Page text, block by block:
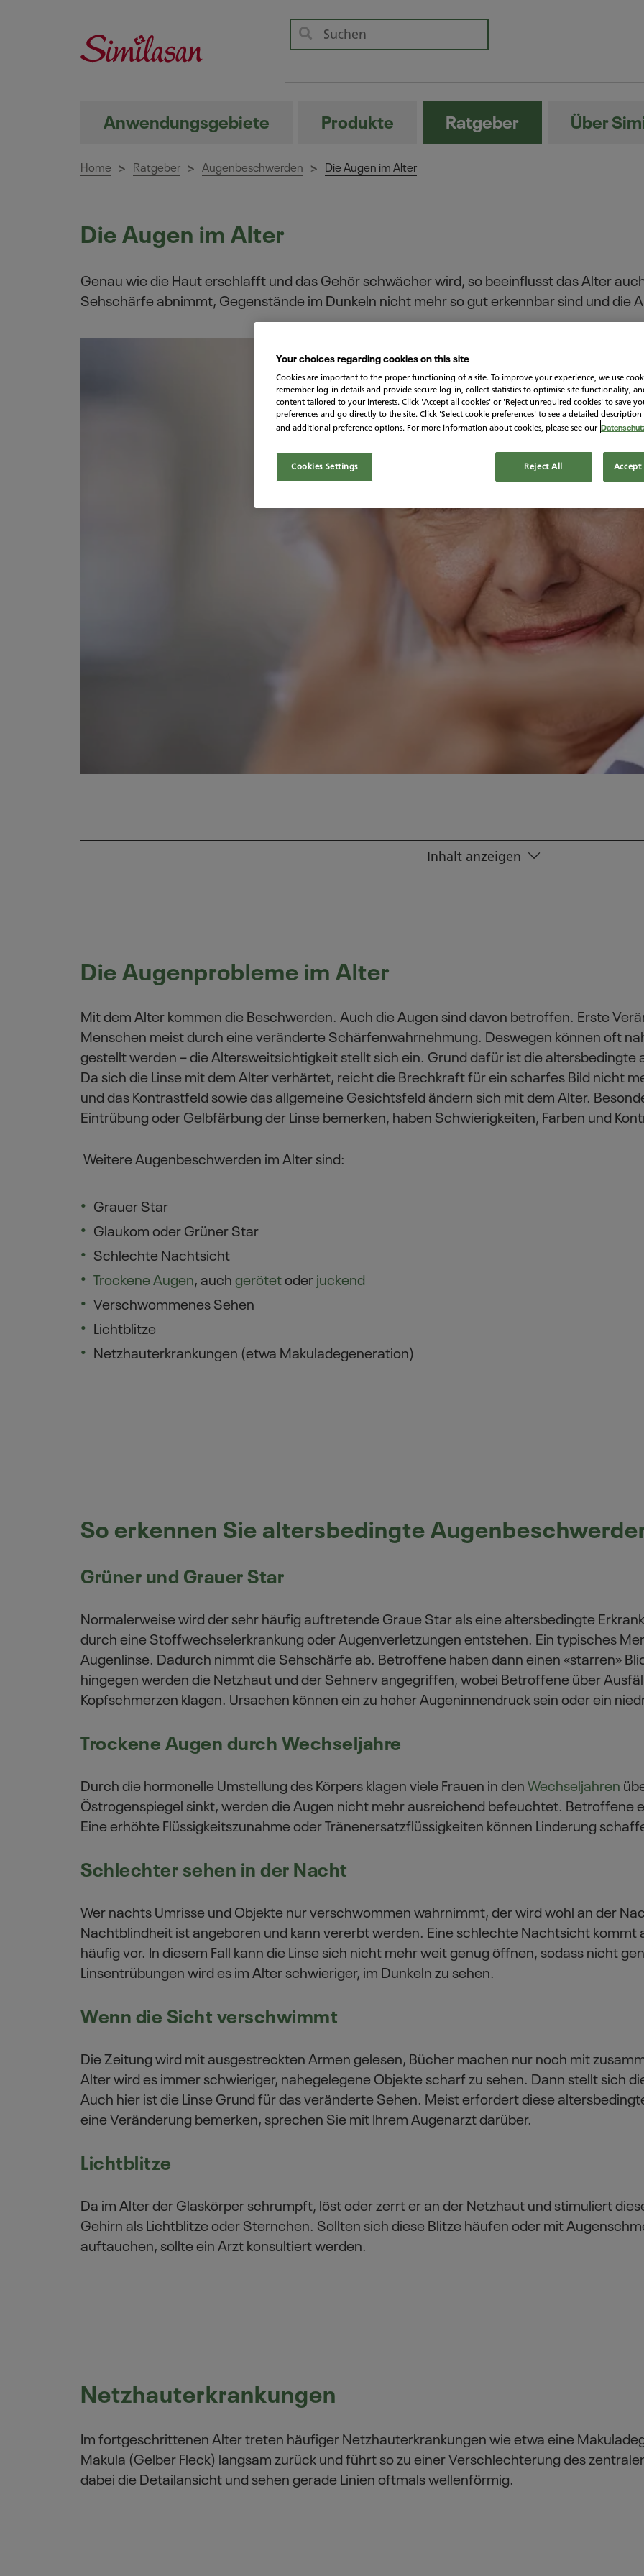
Anwendungsgebiete Produkte Ratgeber Über
Home > Ratgeber > Augenbeschwerden > Die Augen im Alter
Die Augen im Alter
Genau wie die Haut erschlafft und das Gehör schwächer wird, so beeinflusst das Alter
Sehschärfe abnimmt, Gegenstände im Dunkeln nicht mehr so gut erkennbar sind und die
Das kann man zur Vorbeugung tun
Autor
Inhalt anzeigen
Die Augenprobleme im Alter
Mit dem Alter kommen die Beschwerden. Auch die Augen sind davon betroffen. Erste
Menschen meist durch eine veränderte Schärfenwahrnehmung. Deswegen können oft
gestellt werden – die Altersweitsichtigkeit stellt sich ein. Grund dafür ist die
Da sich die Linse mit dem Alter verhärtet, reicht die Brechkraft für ein scharfes Bild nicht
und das Kontrastfeld sowie das allgemeine Gesichtsfeld ändern sich mit dem Alter.
Eintrübung oder Gelbfärbung der Linse bemerken, haben Schwierigkeiten, Farben und
Weitere Augenbeschwerden im Alter sind:
Grauer Star
Glaukom oder Grüner Star
Schlechte Nachtsicht
Trockene Augen, auchgerötetoderjuckend
Verschwommenes Sehen
Lichtblitze
Netzhauterkrankungen (etwa Makuladegeneration)
So erkennen Sie altersbedingte
Grüner und Grauer Star
Normalerweise wird der sehr häufig auftretende Graue Star als eine altersbedingte
durch eine Stoffwechselerkrankung oder Augenverletzungen entstehen. Ein typisches
Augenlinse. Dadurch nimmt die Sehschärfe ab. Betroffene haben dann einen «starren»
hingegen werden die Netzhaut und der Sehnerv angegriffen, wobei Betroffene über
Kopfschmerzen klagen. Ursachen können ein zu hoher Augeninnendruck sein oder ein
Trockene Augen durch Wechseljahre
Durch die hormonelle Umstellung des Körpers klagen viele Frauen in denWechseljahren
Östrogenspiegel sinkt, werden die Augen nicht mehr ausreichend befeuchtet. Betroffene
Eine erhöhte Flüssigkeitszunahme oder Tränenersatzflüssigkeiten können Linderung
Schlechter sehen in der Nacht
Wer nachts Umrisse und Objekte nur verschwommen wahrnimmt, der wird wohl an der
Nachtblindheit ist angeboren und kann vererbt werden. Eine schlechte Nachtsicht
häufig vor. In diesem Fall kann die Linse sich nicht mehr weit genug öffnen, sodass nicht
Linsentrübungen wird es im Alter schwieriger, im Dunkeln zu sehen.
Wenn die Sicht verschwimmt
Die Zeitung wird mit ausgestreckten Armen gelesen, Bücher machen nur noch mit
Alter wird es immer schwieriger, nahegelegene Objekte scharf zu sehen. Dann stellt sich
Auch hier ist die Linse Grund für das veränderte Sehen. Meist erfordert diese
eine Veränderung bemerken, sprechen Sie mit Ihrem Augenarzt darüber.
Lichtblitze
Da im Alter der Glaskörper schrumpft, löst oder zerrt er an der Netzhaut und stimuliert
Gehirn als Lichtblitze oder Sternchen. Sollten sich diese Blitze häufen oder mit
auftauchen, sollte ein Arzt konsultiert werden.
Netzhauterkrankungen
Im fortgeschrittenen Alter treten häufiger Netzhauterkrankungen wie etwa eine
Makula (Gelber Fleck) langsam zurück und führt so zu einer Verschlechterung des
dabei die Detailansicht und sehen gerade Linien oftmals wellenförmig.
Your choices regarding cookies on this site
Cookies are important to the proper functioning of a site. To improve your experience, we use
remember log-in details and provide secure log-in, collect statistics to optimise site functionality,
content tailored to your interests. Click 'Accept all cookies' or 'Reject unrequired cookies' to save
preferences and go directly to the site. Click 'Select cookie preferences' to see a detailed
and additional preference options. For more information about cookies, please see our
Cookies Settings Reject All Accept